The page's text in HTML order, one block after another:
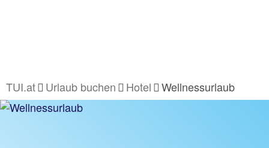
TUI.at Urlaub buchen Hotel Wellnessurlaub